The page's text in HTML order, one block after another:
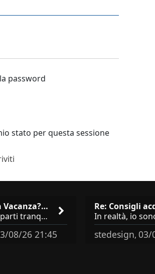
password
stato per questa sessione
Casa Vuota in Vacanza? I 3 Er…
Chiudi tutto e parti tranquillo? Sbagliato. Ci sono 3 comportamenti che dicono ai ladri &quot;sono via per due settimane
08/26 21:45 stedesign, 03/